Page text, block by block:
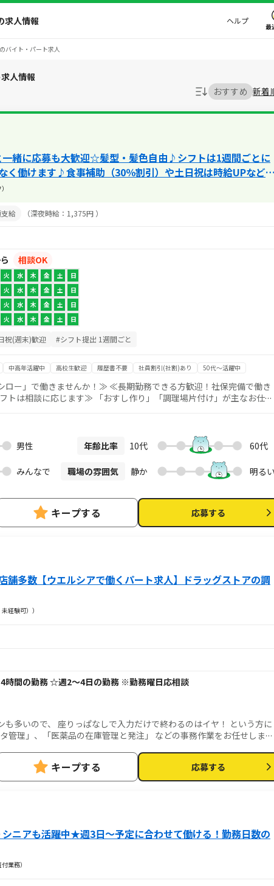
求人情報 ヘルプ
最
バイト・パート求人
人情報
おすすめ 新着
一緒に応募も大歓迎☆髪型・髪色自由♪シフトは1週間ごとに
く働けます♪食事補助（30％割引）や土日祝は時給UPなど
す★
給 （深夜時給：1,375円 ）
相談OK
火 水 木 金 土 日
火 水 木 金 土 日
火 水 木 金 土 日
火 水 木 金 土 日
祝(週末)歓迎 #シフト提出 1週間ごと
中高年活躍中 高校生歓迎 履歴書不要 社員割引(社割)あり 50代～活躍中
ロー」で働きませんか！≫ ≪長期勤務できる方歓迎！社保完備で働き
作り」「調理場片付け」が主なお仕事
もございます （お席へご案内、お会計、テーブルの片付けなど）
12時の午前のみ、 11時～14時（幼稚園への送迎の間） のみなど希望
男性 年齢比率 10代 60代
みんなで 職場の雰囲気 静か 明る
キープする 応募する
多数【ウエルシアで働くパート求人】ドラッグストアの調
経験可））
時間の勤務 ☆週2～4日の勤務 ※勤務曜日応相談
も多いので、 座りっぱなしで入力だけで終わるのはイヤ！ という方に
管理」、「医薬品の在庫管理と発注」 などの事務作業をお任せしま
キープする 応募する
ニアも活躍中★週3日～予定に合わせて働ける！勤務日数の
業務）